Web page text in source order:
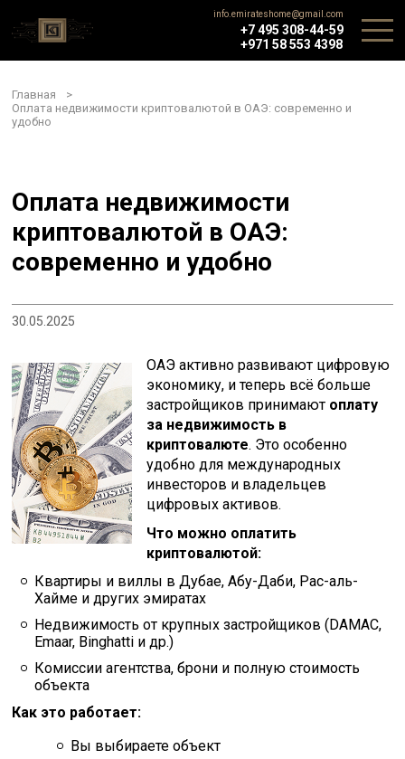
info.emirateshome@gmail.com
+7 495 308-44-59
+971 58 553 4398
Главная
>
Оплата недвижимости криптовалютой в ОАЭ: современно и
удобно
Оплата недвижимости
криптовалютой в ОАЭ:
современно и удобно
30.05.2025
ОАЭ активно развивают цифровую
экономику, и теперь всё больше
застройщиков принимают оплату
за недвижимость в
криптовалюте. Это особенно
удобно для международных
инвесторов и владельцев
цифровых активов.
Что можно оплатить
криптовалютой:
Квартиры и виллы в Дубае, Абу-Даби, Рас-аль-
Хайме и других эмиратах
Недвижимость от крупных застройщиков (DAMAC,
Emaar, Binghatti и др.)
Комиссии агентства, брони и полную стоимость
объекта
Как это работает:
Вы выбираете объект